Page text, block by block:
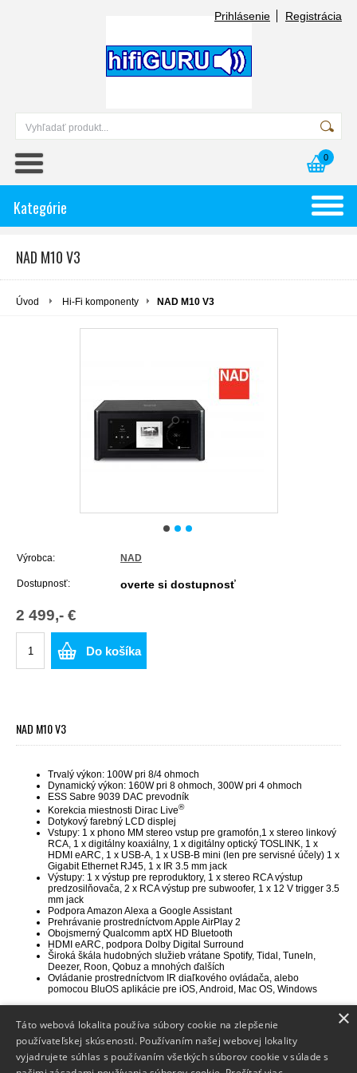
Prihlásenie Registrácia
0
Kategórie
NAD M10 V3
Úvod Hi-Fi komponenty NAD M10 V3
Výrobca: NAD
Dostupnosť: overte si dostupnosť
2 499,- €
Do košíka
NAD M10 V3
Trvalý výkon: 100W pri 8/4 ohmoch
Dynamický výkon: 160W pri 8 ohmoch, 300W pri 4 ohmoch
ESS Sabre 9039 DAC prevodník
Korekcia miestnosti Dirac Live®
Dotykový farebný LCD displej
Vstupy: 1 x phono MM stereo vstup pre gramofón,1 x stereo linkový
RCA, 1 x digitálny koaxiálny, 1 x digitálny optický TOSLINK, 1 x
HDMI eARC, 1 x USB-A, 1 x USB-B mini (len pre servisné účely) 1 x
Gigabit Ethernet RJ45, 1 x IR 3.5 mm jack
Výstupy: 1 x výstup pre reproduktory, 1 x stereo RCA výstup
predzosilňovača, 2 x RCA výstup pre subwoofer, 1 x 12 V trigger 3.5
mm jack
Podpora Amazon Alexa a Google Assistant
Prehrávanie prostredníctvom Apple AirPlay 2
Obojsmerný Qualcomm aptX HD Bluetooth
HDMI eARC, podpora Dolby Digital Surround
Široká škála hudobných služieb vrátane Spotify, Tidal, TuneIn,
Deezer, Roon, Qobuz a mnohých ďalších
Ovládanie prostredníctvom IR diaľkového ovládača, alebo
pomocou BluOS aplikácie pre iOS, Android, Mac OS, Windows
Info
×
Táto webová lokalita používa súbory cookie na zlepšenie
používateľskej skúsenosti. Používaním našej webovej lokality
vyjadrujete súhlas s používaním všetkých súborov cookie v súlade s